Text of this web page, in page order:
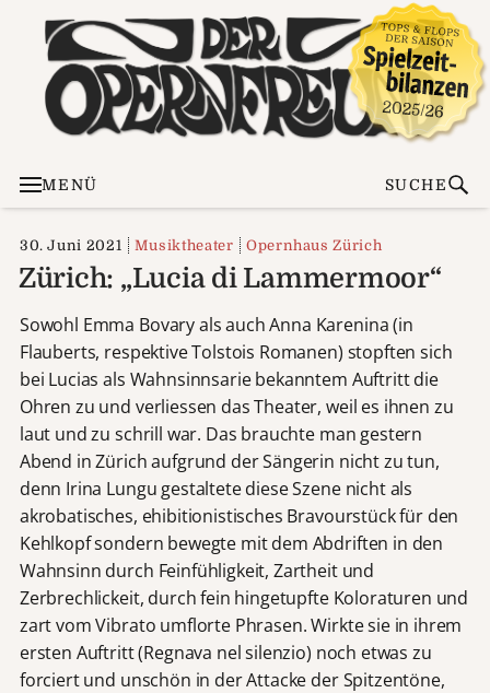
MENÜ SUCHE
30. Juni 2021 Musiktheater Opernhaus Zürich
Zürich: „Lucia di Lammermoor“
Sowohl Emma Bovary als auch Anna Karenina (in
Flauberts, respektive Tolstois Romanen) stopften sich
bei Lucias als Wahnsinnsarie bekanntem Auftritt die
Ohren zu und verliessen das Theater, weil es ihnen zu
laut und zu schrill war. Das brauchte man gestern
Abend in Zürich aufgrund der Sängerin nicht zu tun,
denn Irina Lungu gestaltete diese Szene nicht als
akrobatisches, ehibitionistisches Bravourstück für den
Kehlkopf sondern bewegte mit dem Abdriften in den
Wahnsinn durch Feinfühligkeit, Zartheit und
Zerbrechlickeit, durch fein hingetupfte Koloraturen und
zart vom Vibrato umflorte Phrasen. Wirkte sie in ihrem
ersten Auftritt (Regnava nel silenzio) noch etwas zu
forciert und unschön in der Attacke der Spitzentöne,